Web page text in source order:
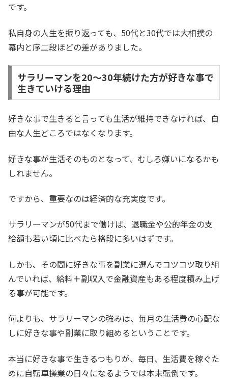
です。
私自身の人生を振り返っても、50代と30代では大相撲の
幕内と序二段ほどの差がありました。
サラリーマンを20〜30年続けた方が好きな事で
生きていける理由
好きな事で生きると言っても生活が維持できなければ、自
由な人生どころではなくなります。
好きな事が生活そのものとなって、むしろ嫌いになるかも
しれません。
ですから、重要なのは経済的な充実度です。
サラリーマンが50代まで働けば、退職金や公的年金の支
給額も若い頃に比べたら格段に多いはずです。
しかも、その間に好きな事を副業に選んでコツコツ取り組
んでいれば、給料＋副収入で金融資産もある程度積み上げ
る事が可能です。
何よりも、サラリーマンの強みは、毎月の生活費の心配な
しに好きな事や副業に取り組めるということです。
本当に好きな事で生きるつもりが、毎日、生活費を稼ぐた
めに自転車操業の日々になるようでは本末転倒です。